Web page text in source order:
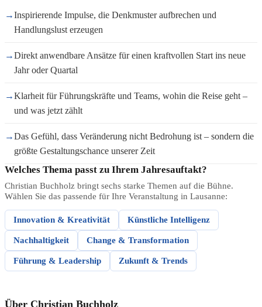
→Inspirierende Impulse, die Denkmuster aufbrechen und
Handlungslust erzeugen
→Direkt anwendbare Ansätze für einen kraftvollen Start ins neue
Jahr oder Quartal
→Klarheit für Führungskräfte und Teams, wohin die Reise geht –
und was jetzt zählt
→Das Gefühl, dass Veränderung nicht Bedrohung ist – sondern die
größte Gestaltungschance unserer Zeit
Welches Thema passt zu Ihrem Jahresauftakt?
Christian Buchholz bringt sechs starke Themen auf die Bühne.
Wählen Sie das passende für Ihre Veranstaltung in Lausanne:
Innovation & Kreativität Künstliche Intelligenz
Nachhaltigkeit Change & Transformation
Führung & Leadership Zukunft & Trends
Über Christian Buchholz